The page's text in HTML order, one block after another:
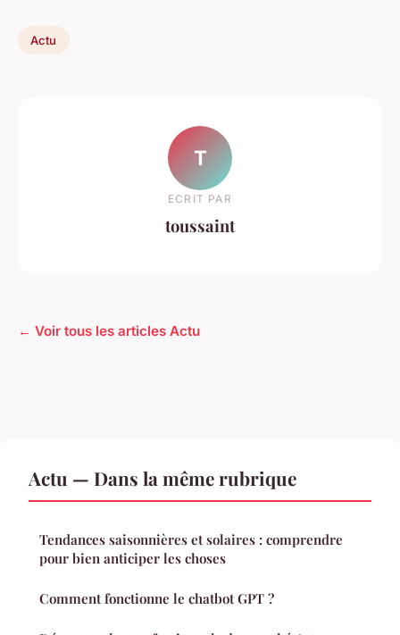
Actu
T
ECRIT PAR
toussaint
← Voir tous les articles Actu
Actu — Dans la même rubrique
Tendances saisonnières et solaires : comprendre
pour bien anticiper les choses
Comment fonctionne le chatbot GPT ?